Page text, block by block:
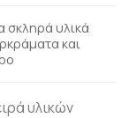
σκληρά υλικά
και
υλικών